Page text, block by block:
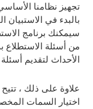
بالبدء في
من أسئلة
الأحداث لتقديم
علاوة على ذلك ،
اختيار السمات